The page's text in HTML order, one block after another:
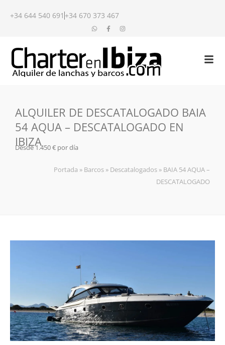
+34 644 540 691 +34 670 373 467
ALQUILER DE DESCATALOGADO BAIA
54 AQUA – DESCATALOGADO EN
IBIZA
Desde 1.450 € por día
Portada » Barcos » Descatalogados » BAIA 54 AQUA –
DESCATALOGADO